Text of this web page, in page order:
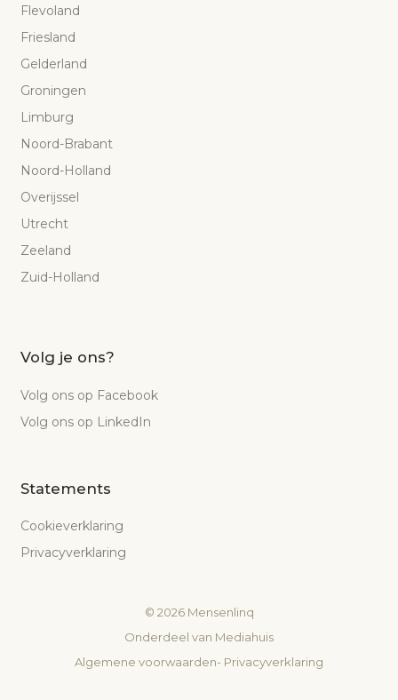
Flevoland
Friesland
Gelderland
Groningen
Limburg
Noord-Brabant
Noord-Holland
Overijssel
Utrecht
Zeeland
Zuid-Holland
Volg je ons?
Volg ons op Facebook
Volg ons op LinkedIn
Statements
Cookieverklaring
Privacyverklaring
© 2026Mensenlinq
Onderdeel van Mediahuis
Algemene voorwaarden- Privacyverklaring